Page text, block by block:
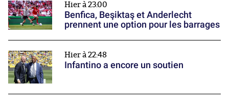
Hier à 23:00
Benfica, Beşiktaş et Anderlecht
prennent une option pour les barrages
Hier à 22:48
Infantino a encore un soutien